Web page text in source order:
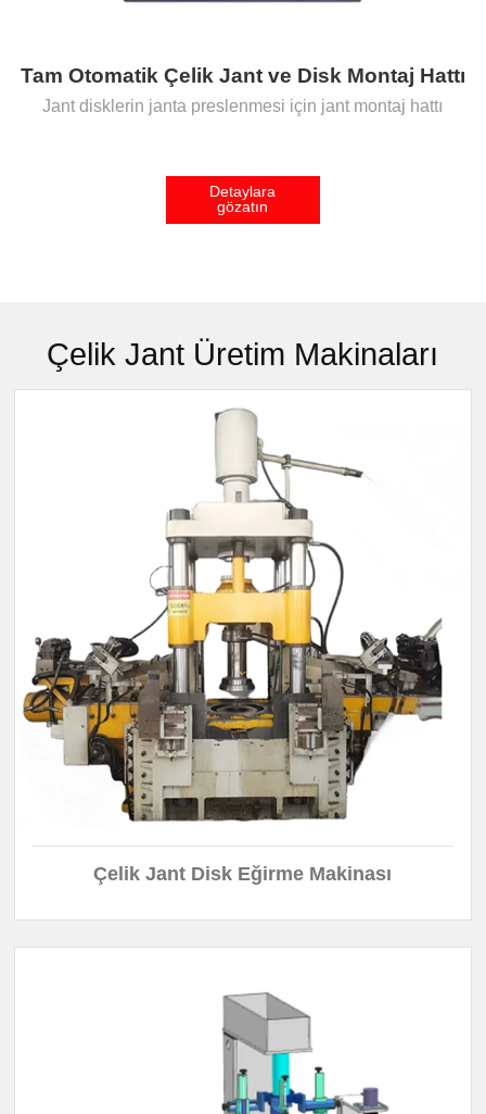
Tam Otomatik Çelik Jant ve Disk Montaj Hattı
Jant disklerin janta preslenmesi için jant montaj hattı
Detaylara
gözatın
Çelik Jant Üretim Makinaları
Çelik Jant Disk Eğirme Makinası